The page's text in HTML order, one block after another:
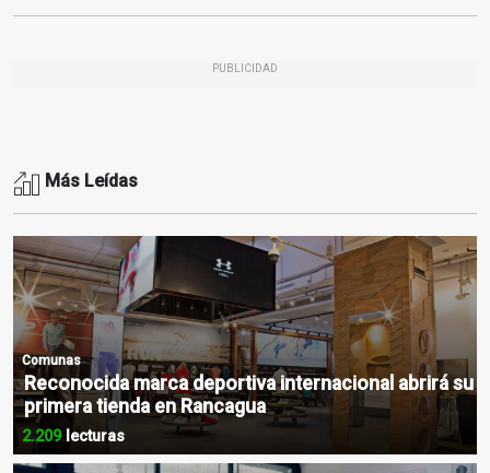
PUBLICIDAD
Más Leídas
Comunas
Reconocida marca deportiva internacional abrirá su
primera tienda en Rancagua
2.209lecturas